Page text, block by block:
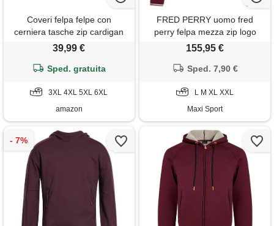
Coveri felpa felpe con
cerniera tasche zip cardigan
pesante invernale uomo taglie
forti (5xl - bordeaux)
39,99 €
Sped. gratuita
3XL 4XL 5XL 6XL
amazon
FRED PERRY uomo fred
perry felpa mezza zip logo
155,95 €
Sped. 7,90 €
L M XL XXL
Maxi Sport